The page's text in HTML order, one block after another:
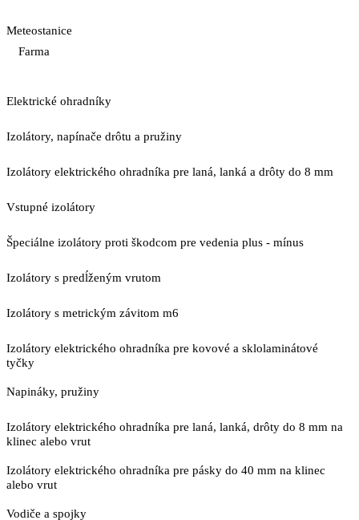
Meteostanice
Farma
Elektrické ohradníky
Izolátory, napínače drôtu a pružiny
Izolátory elektrického ohradníka pre laná, lanká a drôty do 8 mm
Vstupné izolátory
Špeciálne izolátory proti škodcom pre vedenia plus - mínus
Izolátory s predĺženým vrutom
Izolátory s metrickým závitom m6
Izolátory elektrického ohradníka pre kovové a sklolaminátové
tyčky
Napináky, pružiny
Izolátory elektrického ohradníka pre laná, lanká, drôty do 8 mm na
klinec alebo vrut
Izolátory elektrického ohradníka pre pásky do 40 mm na klinec
alebo vrut
Vodiče a spojky